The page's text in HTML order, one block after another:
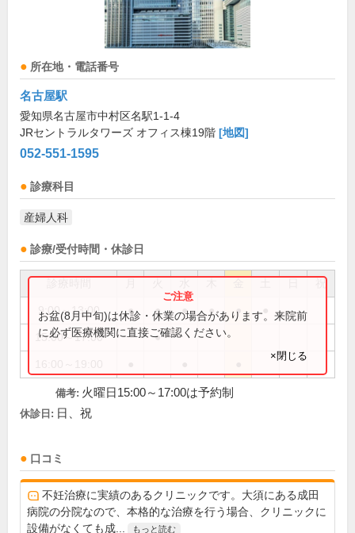
所在地・電話番号
名古屋駅
愛知県名古屋市中村区名駅1-1-4
JRセントラルタワーズ オフィス棟19階 [地図]
052-551-1595
診療科目
産婦人科
診療/受付時間・休診日
祝
9:00～13:00 ● ● ● ● ●
15:00～17:00 ●
お盆(8月中旬)は休診・休業の場合があります。来院前
に必ず医療機関に直接ご確認ください。
×閉じる
備考: 火曜日15:00～17:00は予約制
休診日: 日、祝
口コミ
不妊治療に実績のあるクリニックです。大須にある成田
病院の分院なので、本格的な治療を行う場合、クリニックに
設備がなくても成...
もっと読む